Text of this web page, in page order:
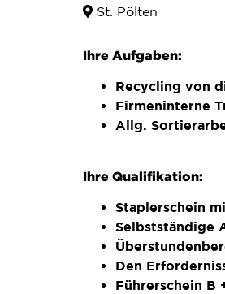
St. Pölten
Ihre Aufgaben:
Recycling von
Firmeninterne
Allg.
Ihre Qualifikation:
Staplerschein
Selbstständige
Den
Führerschein B